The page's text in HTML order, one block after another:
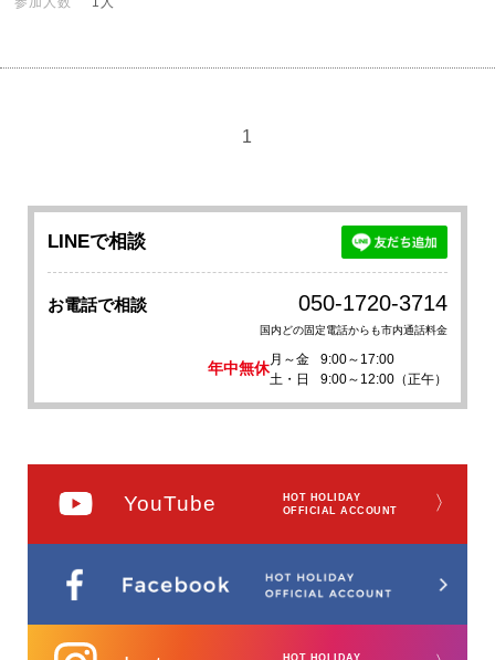
1
LINEで相談
お電話で相談 050-1720-3714
国内どの固定電話からも市内通話料金
年中無休
月～金
9:00～17:00
土・日
9:00～12:00（正午）
YouTube
HOT HOLIDAY
OFFICIAL ACCOUNT
〉
HOT HOLIDAY